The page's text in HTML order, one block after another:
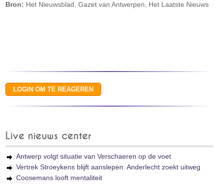
Bron: Het Nieuwsblad, Gazet van Antwerpen, Het Laatste Nieuws
Live nieuws center
Antwerp volgt situatie van Verschaeren op de voet
Vertrek Stroeykens blijft aanslepen: Anderlecht zoekt uitweg
Coosemans looft mentaliteit